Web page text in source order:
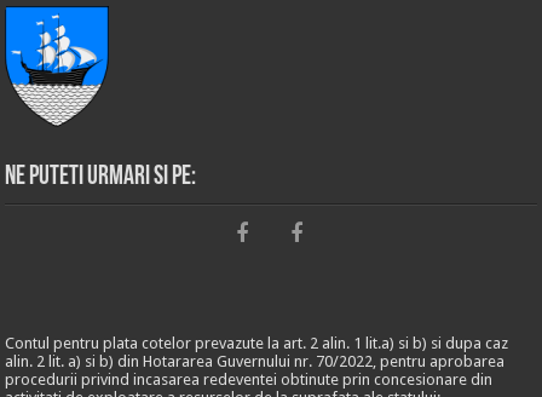
Ne puteti urmari si pe:
Contul pentru plata cotelor prevazute la art. 2 alin. 1 lit.a) si b) si dupa caz
alin. 2 lit. a) si b) din Hotararea Guvernului nr. 70/2022, pentru aprobarea
procedurii privind incasarea redeventei obtinute prin concesionare din